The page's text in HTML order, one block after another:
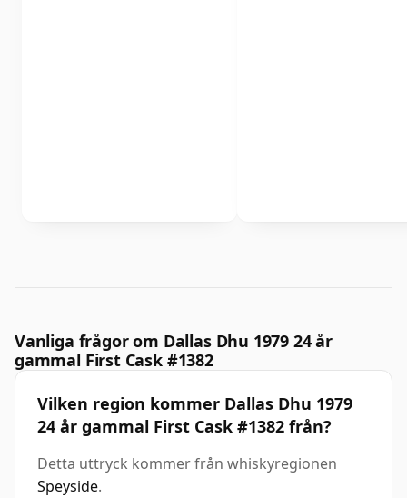
Vanliga frågor om Dallas Dhu 1979 24 år
gammal First Cask #1382
Vilken region kommer Dallas Dhu 1979
24 år gammal First Cask #1382 från?
Detta uttryck kommer från whiskyregionen
Speyside.